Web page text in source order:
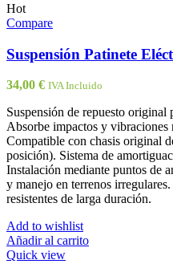
Hot
Compare
Suspensión Patinete
34,00 € IVA Incluido
Suspensión de repuesto
Absorbe impactos y
Compatible con chasis original
posición). Sistema de
Instalación mediante puntos de
y manejo en terrenos
resistentes de larga duración.
Add to wishlist
Añadir al carrito
Quick view